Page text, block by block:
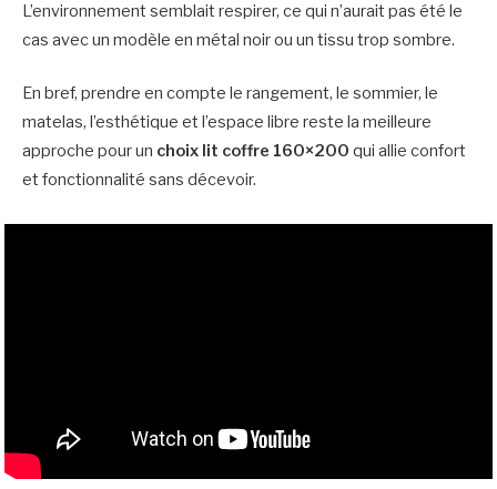
L’environnement semblait respirer, ce qui n’aurait pas été le
cas avec un modèle en métal noir ou un tissu trop sombre.
En bref, prendre en compte le rangement, le sommier, le
matelas, l’esthétique et l’espace libre reste la meilleure
approche pour un choix lit coffre 160×200 qui allie confort
et fonctionnalité sans décevoir.